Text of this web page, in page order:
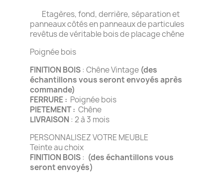
Etagères, fond, derrière, séparation et
panneaux côtés en panneaux de particules
revêtus de véritable bois de placage chêne
Poignée bois
FINITION BOIS: Chêne Vintage (des
échantillons vous seront envoyés après
commande)
FERRURE : Poignée bois
PIETEMENT : Chêne
LIVRAISON : 2 à 3 mois
PERSONNALISEZ VOTRE MEUBLE
Teinte au choix
FINITION BOIS: (des échantillons vous
seront envoyés)